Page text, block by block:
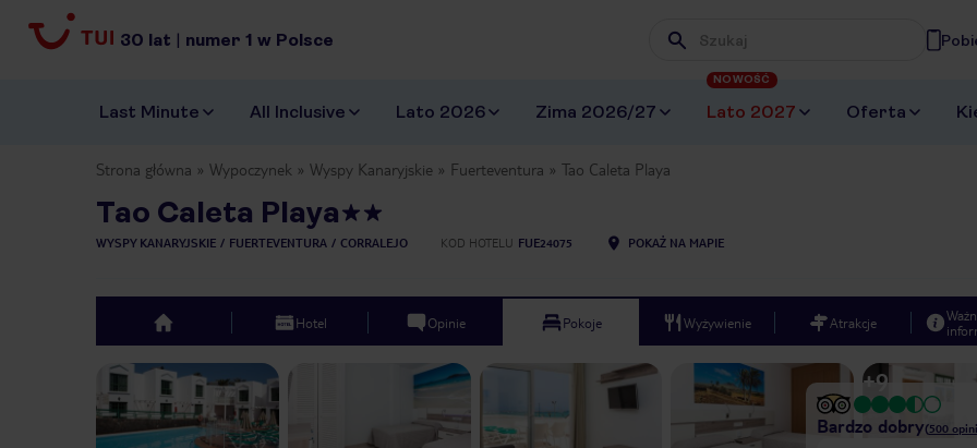
30 lat | numer 1 w Polsce Wpisz frazę, której szukasz
Last Minute All Inclusive Lato 2026 Zima 2026/27 Lato 2027
NOWOŚĆ
Oferta
Strona główna Wypoczynek Wyspy Kanaryjskie Fuerteventura Tao Caleta Playa
Tao Caleta Playa
WYSPY KANARYJSKIE FUERTEVENTURA CORRALEJO KOD HOTELU FUE24075 POKAŻ NA MAPIE
top Hotel Opinie Pokoje Wyżywienie Atrakcje
Previous slide +9
Bardzo dobry(500